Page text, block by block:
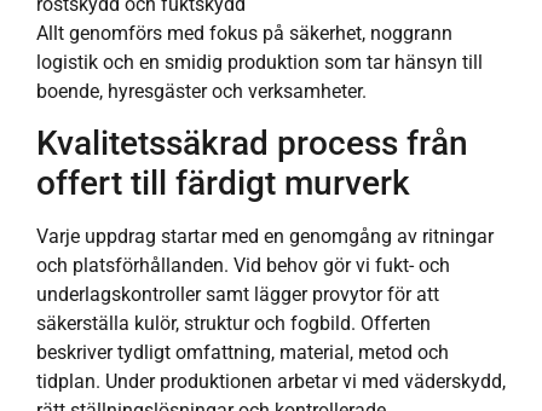
Allt genomförs med fokus på säkerhet, noggrann
logistik och en smidig produktion som tar hänsyn till
boende, hyresgäster och verksamheter.
Kvalitetssäkrad process från
offert till färdigt murverk
Varje uppdrag startar med en genomgång av ritningar
och platsförhållanden. Vid behov gör vi fukt- och
underlagskontroller samt lägger provytor för att
säkerställa kulör, struktur och fogbild. Offerten
beskriver tydligt omfattning, material, metod och
tidplan. Under produktionen arbetar vi med väderskydd,